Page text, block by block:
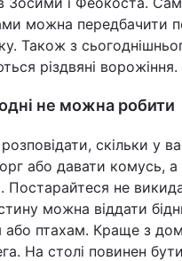
можна передбачити
Також з
різдвяні ворожіння.
не можна робити
скільки у
або давати комусь,
Постарайтеся не
можна віддати
або птахам. Краще з
На столі повинен